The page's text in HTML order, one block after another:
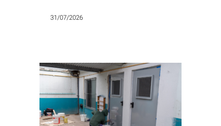
31/07/2026